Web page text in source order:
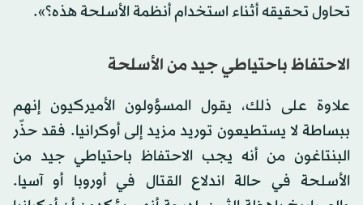
تحاول تحقيقه أثناء استخدام أنظمة الأسلحة هذه؟».
الاحتفاظ باحتياطي جيد من الأسلحة
علاوة على ذلك، يقول المسؤولون الأميركيون إنهم
ببساطة لا يستطيعون توريد مزيد إلى أوكرانيا. فقد حذّر
البنتاغون من أنه يجب الاحتفاظ باحتياطي جيد من
الأسلحة في حالة اندلاع القتال في أوروبا أو آسيا.